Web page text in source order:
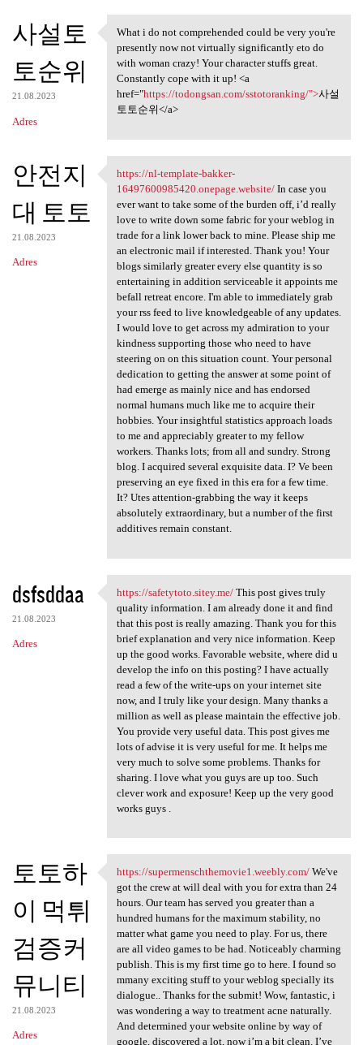
사설토
토순위
21.08.2023
Adres
What i do not comprehended
What i do not comprehended could be very you're
presently now not virtually significantly eto do
with woman crazy! Your character stuffs great.
Constantly cope with it up! <a
href="https://todongsan.com/sstotoranking/">사설
토토순위</a>
안전지
대 토토
21.08.2023
Adres
https://nl-template-bakker
https://nl-template-bakker-
16497600985420.onepage.website/In case you
ever want to take some of the burden off, i’d really
love to write down some fabric for your weblog in
trade for a link lower back to mine. Please ship me
an electronic mail if interested. Thank you! Your
blogs similarly greater every else quantity is so
entertaining in addition serviceable it appoints me
befall retreat encore. I'm able to immediately grab
your rss feed to live knowledgeable of any updates.
I would love to get across my admiration to your
kindness supporting those who need to have
steering on on this situation count. Your personal
dedication to getting the answer at some point of
had emerge as mainly nice and has endorsed
normal humans much like me to acquire their
hobbies. Your insightful statistics approach loads
to me and appreciably greater to my fellow
workers. Thanks lots; from all and sundry. Strong
blog. I acquired several exquisite data. I? Ve been
preserving an eye fixed in this era for a few time.
It? Utes attention-grabbing the way it keeps
absolutely extraordinary, but a number of the first
additives remain constant.
dsfsddaa
21.08.2023
Adres
https://safetytoto.sitey.me/
https://safetytoto.sitey.me/This post gives truly
quality information. I am already done it and find
that this post is really amazing. Thank you for this
brief explanation and very nice information. Keep
up the good works. Favorable website, where did u
develop the info on this posting? I have actually
read a few of the write-ups on your internet site
now, and I truly like your design. Many thanks a
million as well as please maintain the effective job.
You provide very useful data. This post gives me
lots of advise it is very useful for me. It helps me
very much to solve some problems. Thanks for
sharing. I love what you guys are up too. Such
clever work and exposure! Keep up the very good
works guys .
토토하
이 먹튀
검증커
뮤니티
21.08.2023
Adres
https://supermenschthemovie1
https://supermenschthemovie1.weebly.com/We've
got the crew at will deal with you for extra than 24
hours. Our team has served you greater than a
hundred humans for the maximum stability, no
matter what game you need to play. For us, there
are all video games to be had. Noticeably charming
publish. This is my first time go to here. I found so
mmany exciting stuff to your weblog specially its
dialogue.. Thanks for the submit! Wow, fantastic, i
was wondering a way to treatment acne naturally.
And determined your website online by way of
google, discovered a lot, now i’m a bit clean. I’ve